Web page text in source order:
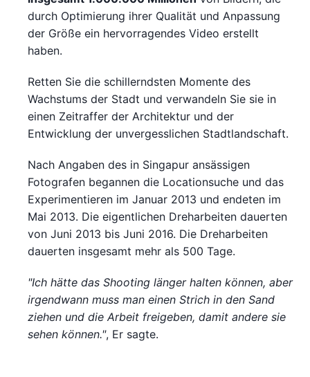
durch Optimierung ihrer Qualität und Anpassung
der Größe ein hervorragendes Video erstellt
haben.
Retten Sie die schillerndsten Momente des
Wachstums der Stadt und verwandeln Sie sie in
einen Zeitraffer der Architektur und der
Entwicklung der unvergesslichen Stadtlandschaft.
Nach Angaben des in Singapur ansässigen
Fotografen begannen die Locationsuche und das
Experimentieren im Januar 2013 und endeten im
Mai 2013. Die eigentlichen Dreharbeiten dauerten
von Juni 2013 bis Juni 2016. Die Dreharbeiten
dauerten insgesamt mehr als 500 Tage.
"Ich hätte das Shooting länger halten können, aber
irgendwann muss man einen Strich in den Sand
ziehen und die Arbeit freigeben, damit andere sie
sehen können.", Er sagte.